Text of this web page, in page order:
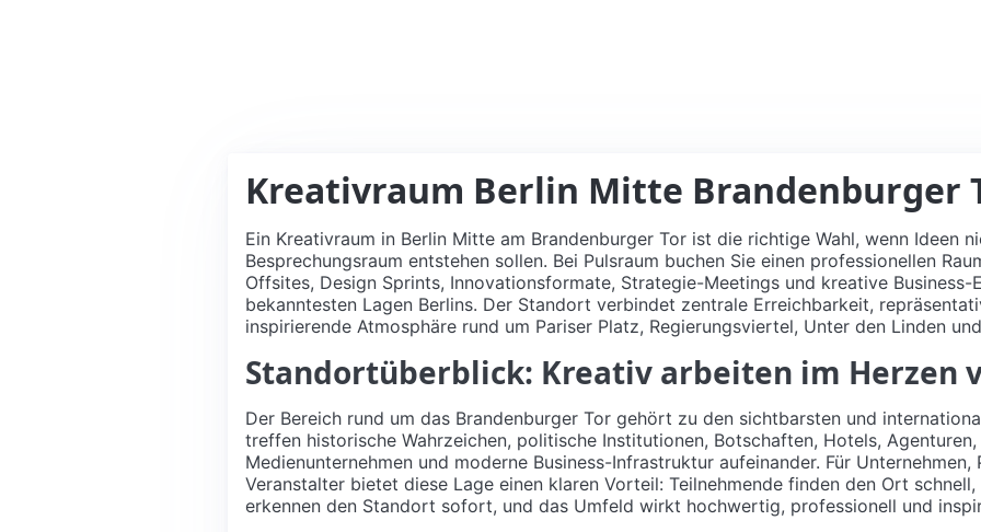
Kreativraum Berlin Mitte Brandenburger
Ein Kreativraum in Berlin Mitte am Brandenburger Tor ist die richtige Wahl, wenn Ideen
Besprechungsraum entstehen sollen. Bei Pulsraum buchen Sie einen professionellen
Offsites, Design Sprints, Innovationsformate, Strategie-Meetings und kreative Business-
bekanntesten Lagen Berlins. Der Standort verbindet zentrale Erreichbarkeit,
inspirierende Atmosphäre rund um Pariser Platz, Regierungsviertel, Unter den Linden
Standortüberblick: Kreativ arbeiten im Herzen
Der Bereich rund um das Brandenburger Tor gehört zu den sichtbarsten und
treffen historische Wahrzeichen, politische Institutionen, Botschaften, Hotels, Agenturen,
Medienunternehmen und moderne Business-Infrastruktur aufeinander. Für
Veranstalter bietet diese Lage einen klaren Vorteil: Teilnehmende finden den Ort
erkennen den Standort sofort, und das Umfeld wirkt hochwertig, professionell und